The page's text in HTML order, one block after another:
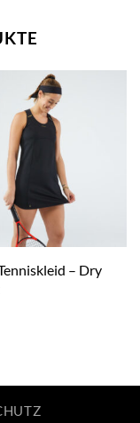
– Dry